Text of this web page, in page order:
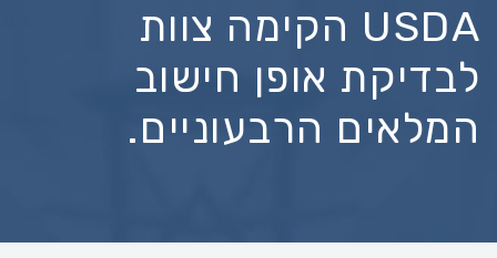
USDA הקימה צוות
לבדיקת אופן חישוב
המלאים הרבעוניים.